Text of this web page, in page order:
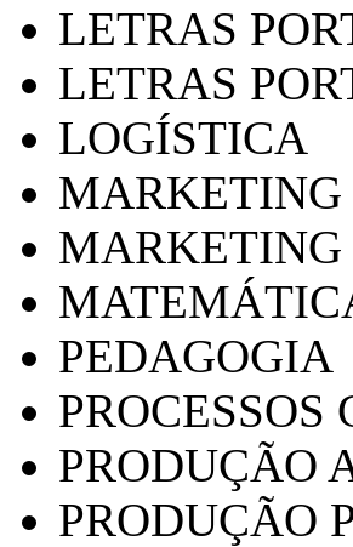
LETRAS
LETRAS
LOGÍSTICA
MARKETING
PEDAGOGIA
PROCESSOS
PRODUÇÃO
PRODUÇÃO